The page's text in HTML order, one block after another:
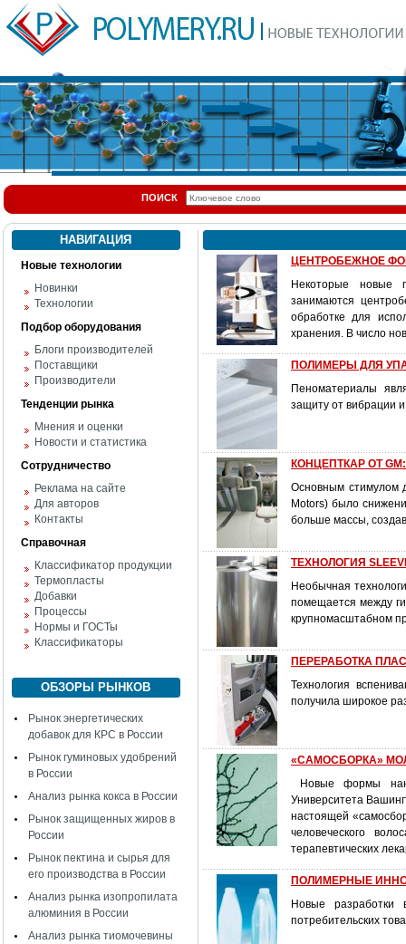
ПОИСК
НАВИГАЦИЯ
Новые технологии
Новинки
Технологии
Подбор оборудования
Блоги производителей
Поставщики
Производители
Тенденции рынка
Мнения и оценки
Новости и статистика
Сотрудничество
Реклама на сайте
Для авторов
Контакты
Справочная
Классификатор продукции
Термопласты
Добавки
Процессы
Нормы и ГОСТы
Классификаторы
ОБЗОРЫ РЫНКОВ
Рынок энергетических
добавок для КРС в России
Рынок гуминовых удобрений
в России
Анализ рынка кокса в России
Рынок защищенных жиров в
России
Рынок пектина и сырья для
его производства в России
Анализ рынка изопропилата
алюминия в России
Анализ рынка тиомочевины
ЦЕНТРОБЕЖНОЕ
Некоторые новые
занимаются
обработке для
хранения. В число
ПОЛИМЕРЫ ДЛЯ
Пеноматериалы
защиту от вибрации
КОНЦЕПТКАР ОТ
Основным стимулом
Motors) было
больше массы,
ТЕХНОЛОГИЯ
Необычная
помещается между
крупномасштабном
ПЕРЕРАБОТКА
Технология
получила широкое
«САМОСБОРКА»
Новые формы
Университета
настоящей
человеческого
терапевтических
ПОЛИМЕРНЫЕ
Новые разработки
потребительских